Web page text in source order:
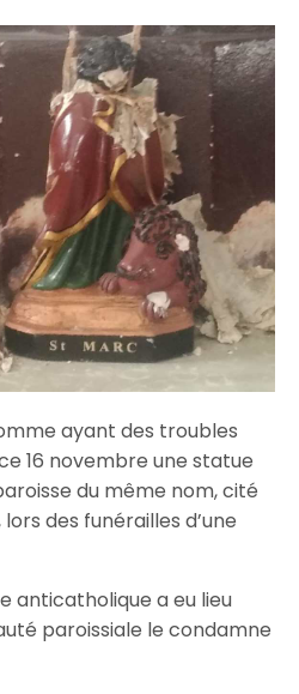
ayant des troubles
16 novembre une statue
du même nom, cité
des funérailles d’une
anticatholique a eu lieu
paroissiale le condamne